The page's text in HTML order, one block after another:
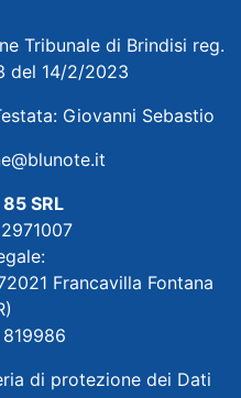
Tribunale di Brindisi reg.
del 14/2/2023
Giovanni Sebastio
SRL
Francavilla Fontana
di protezione dei Dati